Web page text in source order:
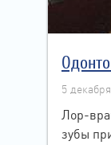
5
Лор-
зубы